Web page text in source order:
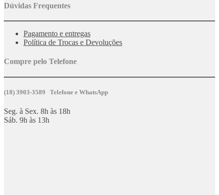
Dúvidas Frequentes
Pagamento e entregas
Política de Trocas e Devoluções
Compre pelo Telefone
(18) 3903-3589 Telefone e WhatsApp
Seg. à Sex. 8h às 18h
Sáb. 9h às 13h